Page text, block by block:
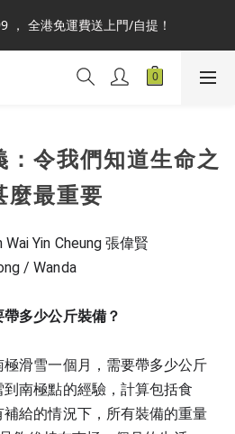
官方直營，全店商品均為正品正貨，
務，敬請安心選購。
， 全港免運費送上門/自提！
或 WhatsApp 6460-3067 聯絡線上
令我們知道生命之
麼最重要
Yin Cheung 張偉賢
/ Wanda
多少公斤裝備？
滑雪一個月，需要帶多少公斤
南極點的經驗，計算包括食
給的情況下，所有裝備的重量